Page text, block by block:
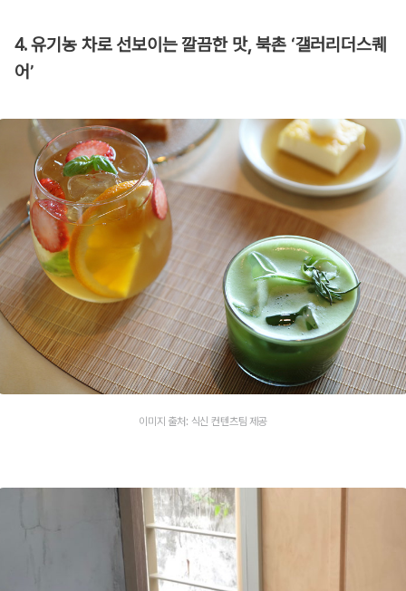
4. 유기농 차로 선보이는 깔끔한 맛, 북촌 ‘갤러리더스퀘
어’
이미지 출처: 식신 컨텐츠팀 제공